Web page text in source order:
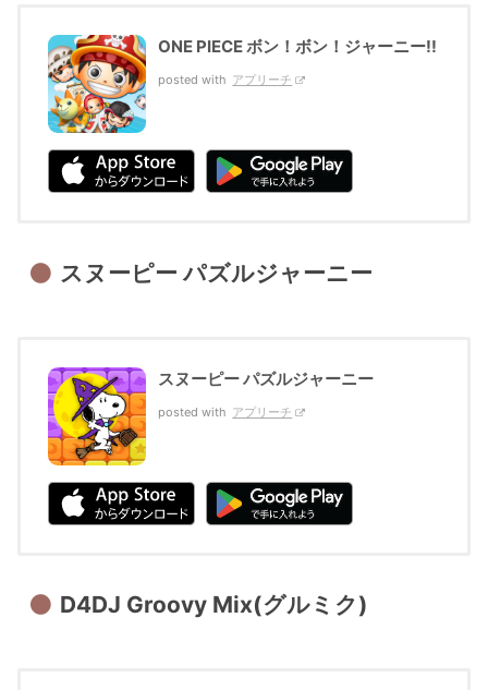
ONE PIECE ボン！ボン！ジャーニー!!
posted with アプリーチ
スヌーピー パズルジャーニー
スヌーピー パズルジャーニー
posted with アプリーチ
D4DJ Groovy Mix(グルミク)